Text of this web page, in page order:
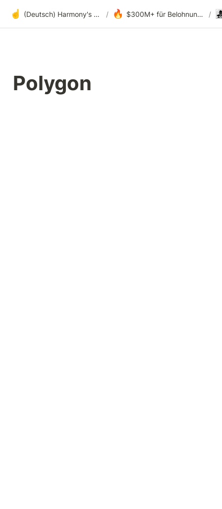
☝️ (Deutsch) Harmony's offene Entwicklung / 🔥 $300M+ für Belohnungen, Fördergelder und DAOs /
Polygon